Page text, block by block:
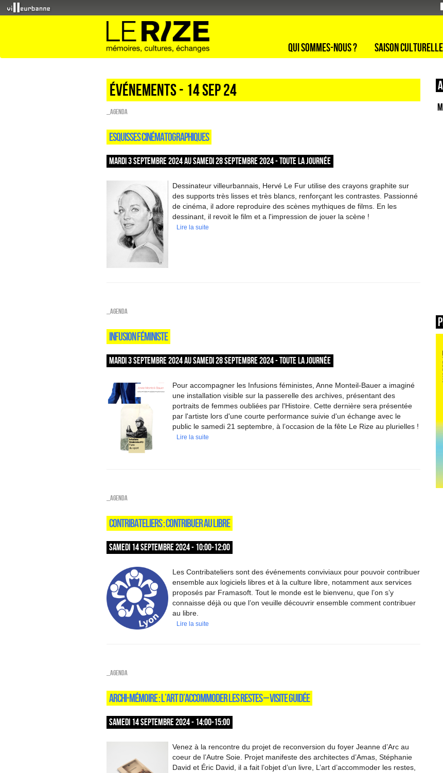
Qui sommes-nous ? Saison culturelle
Événements - 14 Sep 24
_Agenda
ESQUISSES CINÉMATOGRAPHIQUES
MARDI 3 SEPTEMBRE 2024 AU SAMEDI 28 SEPTEMBRE 2024 - TOUTE LA JOURNÉE
Dessinateur villeurbannais, Hervé Le Fur utilise des crayons graphite sur
des supports très lisses et très blancs, renforçant les contrastes. Passionné
de cinéma, il adore reproduire des scènes mythiques de films. En les
dessinant, il revoit le film et a l'impression de jouer la scène !
Lire la suite
_Agenda
INFUSION FÉMINISTE
MARDI 3 SEPTEMBRE 2024 AU SAMEDI 28 SEPTEMBRE 2024 - TOUTE LA JOURNÉE
Pour accompagner les Infusions féministes, Anne Monteil-Bauer a imaginé
une installation visible sur la passerelle des archives, présentant des
portraits de femmes oubliées par l'Histoire. Cette dernière sera présentée
par l'artiste lors d'une courte performance suivie d'un échange avec le
public le samedi 21 septembre, à l’occasion de la fête Le Rize au plurielles !
Lire la suite
_Agenda
CONTRIBATELIERS : CONTRIBUER AU LIBRE
SAMEDI 14 SEPTEMBRE 2024 - 10:00-12:00
Les Contribateliers sont des événements conviviaux pour pouvoir contribuer
ensemble aux logiciels libres et à la culture libre, notamment aux services
proposés par Framasoft. Tout le monde est le bienvenu, que l’on s’y
connaisse déjà ou que l’on veuille découvrir ensemble comment contribuer
au libre.
Lire la suite
_Agenda
ARCHI-MÉMOIRE : L’ART D’ACCOMMODER LES RESTES – VISITE GUIDÉE
SAMEDI 14 SEPTEMBRE 2024 - 14:00-15:00
Venez à la rencontre du projet de reconversion du foyer Jeanne d’Arc au
coeur de l’Autre Soie. Projet manifeste des architectes d’Amas, Stéphanie
David et Éric David, il a fait l’objet d’un livre, L’art d’accommoder les restes,